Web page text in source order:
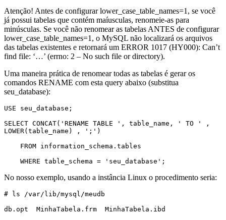
Atenção! Antes de configurar lower_case_table_names=1, se você
já possui tabelas que contém maíusculas, renomeie-as para
minúsculas. Se você não renomear as tabelas ANTES de configurar
lower_case_table_names=1, o MySQL não localizará os arquivos
das tabelas existentes e retornará um ERROR 1017 (HY000): Can’t
find file: ‘…’ (errno: 2 – No such file or directory).
Uma maneira prática de renomear todas as tabelas é gerar os
comandos RENAME com esta query abaixo (substitua
seu_database):
USE seu_database;
SELECT CONCAT('RENAME TABLE ', table_name, ' TO ' ,
LOWER(table_name) , ';')
WHERE table_schema = 'seu_database';
No nosso exemplo, usando a instância Linux o procedimento seria:
# ls /var/lib/mysql/meudb
db.opt  MinhaTabela.frm  MinhaTabela.ibd